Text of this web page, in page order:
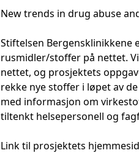
New trends in drug abuse
Stiftelsen Bergensklinikkene
rusmidler/stoffer på nettet.
nettet, og prosjektets
rekke nye stoffer i løpet av
med informasjon om
tiltenkt helsepersonell og
Link til prosjektets